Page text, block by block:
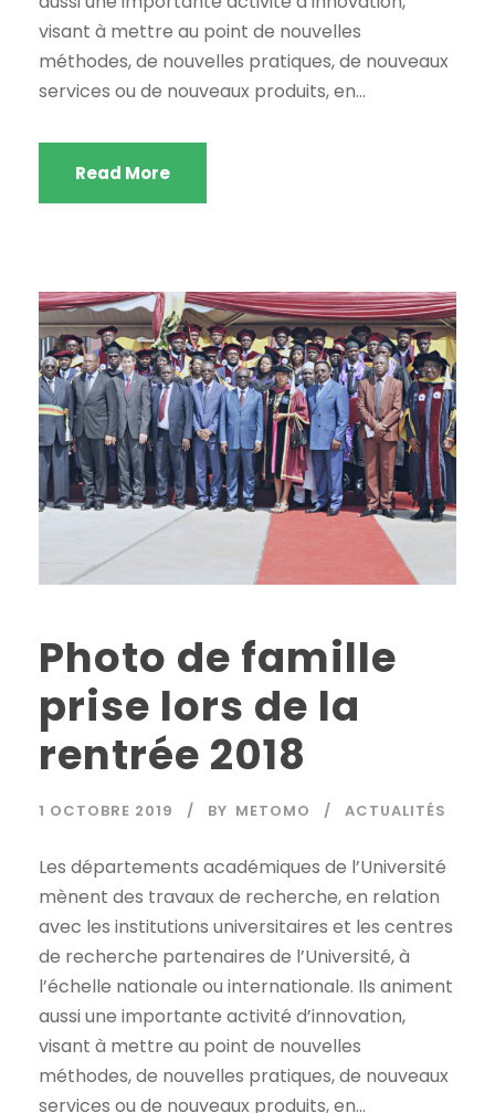
visant à mettre au point de nouvelles
méthodes, de nouvelles pratiques, de nouveaux
services ou de nouveaux produits, en...
Read More
Photo de famille
prise lors de la
rentrée 2018
1 OCTOBRE 2019 BY METOMO ACTUALITÉS
Les départements académiques de l’Université
mènent des travaux de recherche, en relation
avec les institutions universitaires et les centres
de recherche partenaires de l’Université, à
l’échelle nationale ou internationale. Ils animent
aussi une importante activité d’innovation,
visant à mettre au point de nouvelles
méthodes, de nouvelles pratiques, de nouveaux
services ou de nouveaux produits, en...